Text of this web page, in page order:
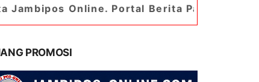
Online. Portal Berita Paling Jambi
PROMOSI